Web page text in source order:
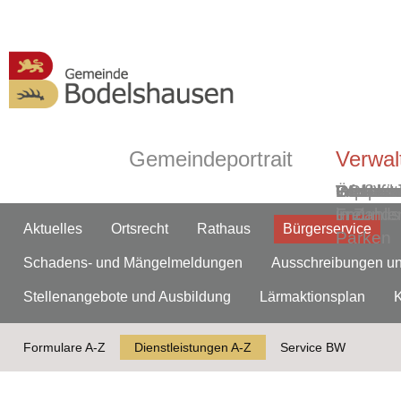
Gemeindeportrait
in Zahlen
ÖPNV
und
Parken
Ortsplan
Aktuelles Ortsrecht Rathaus Bürgerservice
Schadens- und Mängelmeldungen Ausschreibungen
Stellenangebote und Ausbildung Lärmaktionsplan
Formulare A-Z Dienstleistungen A-Z Service BW